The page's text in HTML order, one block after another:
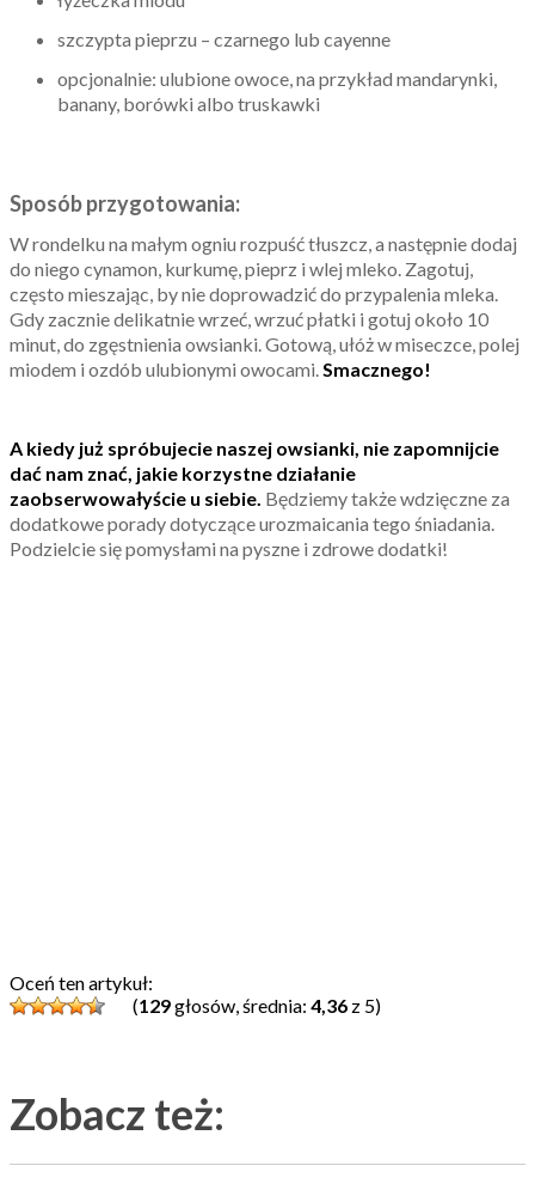
szczypta pieprzu – czarnego lub cayenne
opcjonalnie: ulubione owoce, na przykład mandarynki,
banany, borówki albo truskawki
Sposób przygotowania:
W rondelku na małym ogniu rozpuść tłuszcz, a następnie dodaj
do niego cynamon, kurkumę, pieprz i wlej mleko. Zagotuj,
często mieszając, by nie doprowadzić do przypalenia mleka.
Gdy zacznie delikatnie wrzeć, wrzuć płatki i gotuj około 10
minut, do zgęstnienia owsianki. Gotową, ułóż w miseczce, polej
miodem i ozdób ulubionymi owocami.Smacznego!
A kiedy już spróbujecie naszej owsianki, nie zapomnijcie
dać nam znać, jakie korzystne działanie
zaobserwowałyście u siebie. Będziemy także wdzięczne za
dodatkowe porady dotyczące urozmaicania tego śniadania.
Podzielcie się pomysłami na pyszne i zdrowe dodatki!
Oceń ten artykuł:
(129głosów, średnia: 4,36 z 5)
Zobacz też: